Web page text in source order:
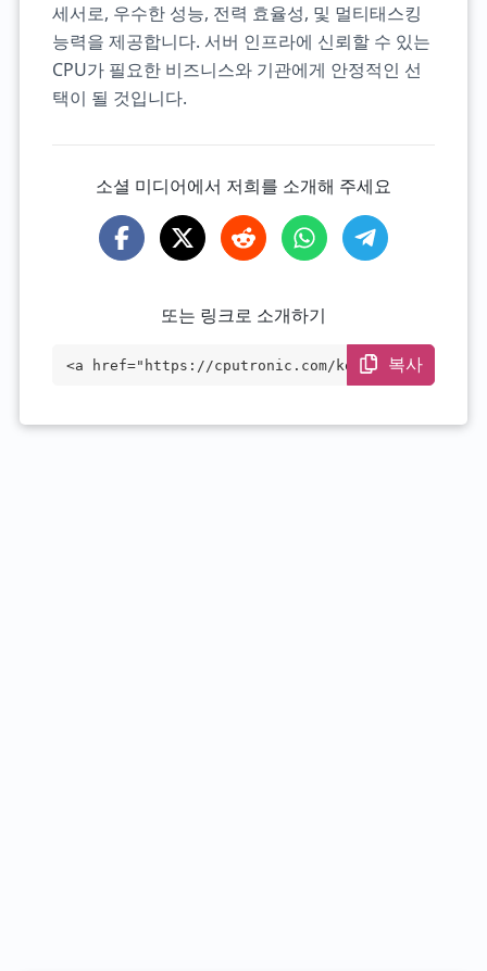
세서로, 우수한 성능, 전력 효율성, 및 멀티태스킹
능력을 제공합니다. 서버 인프라에 신뢰할 수 있는
CPU가 필요한 비즈니스와 기관에게 안정적인 선
택이 될 것입니다.
소셜 미디어에서 저희를 소개해 주세요
또는 링크로 소개하기
<a href="https://cputronic.com/ko/cpu/in
복사